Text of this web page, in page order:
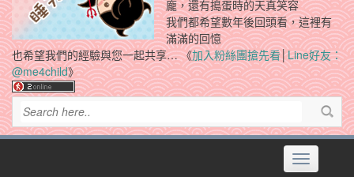
龐，還有搗蛋時的天真笑容
我們都希望數年後回頭看，這裡有
滿滿的回憶
也希望我們的經驗與您一起共享… 《加入粉絲團搶先看│Line好友：
@me4child》
Toggle
navigation